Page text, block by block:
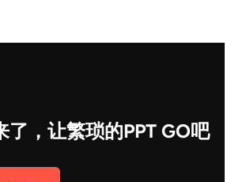
了，让繁琐的PPT GO吧